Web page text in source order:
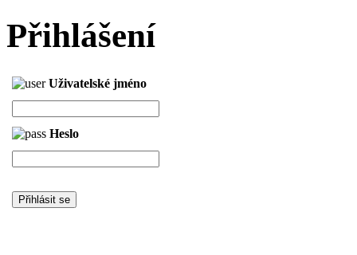
Přihlášení
Uživatelské jméno
Heslo